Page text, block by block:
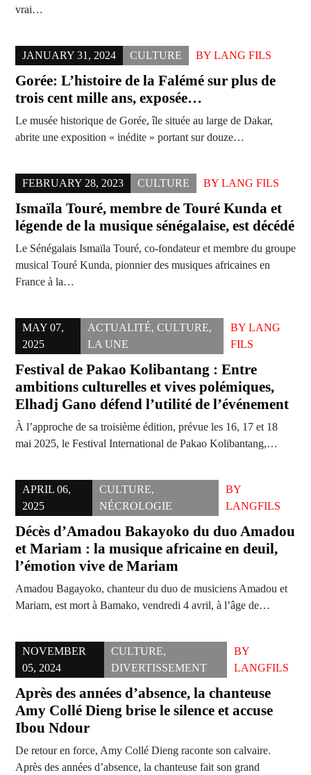
vrai…
JANUARY 31, 2024 CULTURE BY LANG FILS
Gorée: L’histoire de la Falémé sur plus de
trois cent mille ans, exposée…
Le musée historique de Gorée, île située au large de Dakar,
abrite une exposition « inédite » portant sur douze…
FEBRUARY 28, 2023 CULTURE BY LANG FILS
Ismaïla Touré, membre de Touré Kunda et
légende de la musique sénégalaise, est décédé
Le Sénégalais Ismaïla Touré, co-fondateur et membre du groupe
musical Touré Kunda, pionnier des musiques africaines en
France à la…
MAY 07,
2025
ACTUALITÉ, CULTURE,
LA UNE
BYLANG
FILS
Festival de Pakao Kolibantang : Entre
ambitions culturelles et vives polémiques,
Elhadj Gano défend l’utilité de l’événement
À l’approche de sa troisième édition, prévue les 16, 17 et 18
mai 2025, le Festival International de Pakao Kolibantang,…
APRIL 06,
2025
CULTURE,
NÉCROLOGIE
BY
LANGFILS
Décès d’Amadou Bakayoko du duo Amadou
et Mariam : la musique africaine en deuil,
l’émotion vive de Mariam
Amadou Bagayoko, chanteur du duo de musiciens Amadou et
Mariam, est mort à Bamako, vendredi 4 avril, à l’âge de…
NOVEMBER
05, 2024
CULTURE,
DIVERTISSEMENT
BY
LANGFILS
Après des années d’absence, la chanteuse
Amy Collé Dieng brise le silence et accuse
Ibou Ndour
De retour en force, Amy Collé Dieng raconte son calvaire.
Après des années d’absence, la chanteuse fait son grand